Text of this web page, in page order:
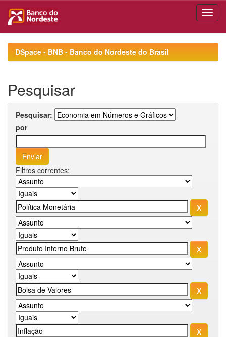
navigationDSpace - BNB - Banco do Nordeste do Brasil
Pesquisar
Pesquisar:
por
Filtros correntes: